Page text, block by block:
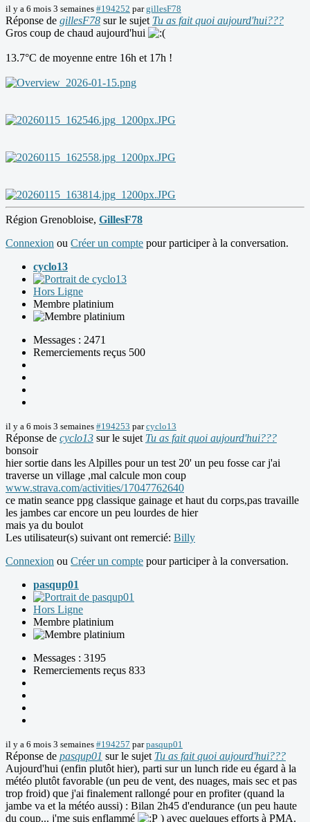
il y a 6 mois 3 semaines #194252 pargillesF78
Réponse de gillesF78 sur le sujet Tu as fait quoi aujourd'hui???
Gros coup de chaud aujourd'hui
13.7°C de moyenne entre 16h et 17h !
Région Grenobloise, GillesF78
Connexion ou Créer un compte pour participer à la conversation.
cyclo13
Hors Ligne
Membre platinium
Messages : 2471
Remerciements reçus 500
il y a 6 mois 3 semaines #194253 parcyclo13
Réponse de cyclo13 sur le sujet Tu as fait quoi aujourd'hui???
bonsoir
hier sortie dans les Alpilles pour un test 20' un peu fosse car j'ai
traverse un village ,mal calcule mon coup
www.strava.com/activities/17047762640
ce matin seance ppg classique gainage et haut du corps,pas travaille
les jambes car encore un peu lourdes de hier
mais ya du boulot
Les utilisateur(s) suivant ont remercié: Billy
Connexion ou Créer un compte pour participer à la conversation.
pasqup01
Hors Ligne
Membre platinium
Messages : 3195
Remerciements reçus 833
il y a 6 mois 3 semaines #194257 parpasqup01
Réponse de pasqup01 sur le sujet Tu as fait quoi aujourd'hui???
Aujourd'hui (enfin plutôt hier), parti sur un lunch ride eu égard à la
météo plutôt favorable (un peu de vent, des nuages, mais sec et pas
trop froid) que j'ai finalement rallongé pour en profiter (quand la
jambe va et la météo aussi) : Bilan 2h45 d'endurance (un peu haute
du coup... j'me suis enflammé
) avec quelques efforts à PMA.